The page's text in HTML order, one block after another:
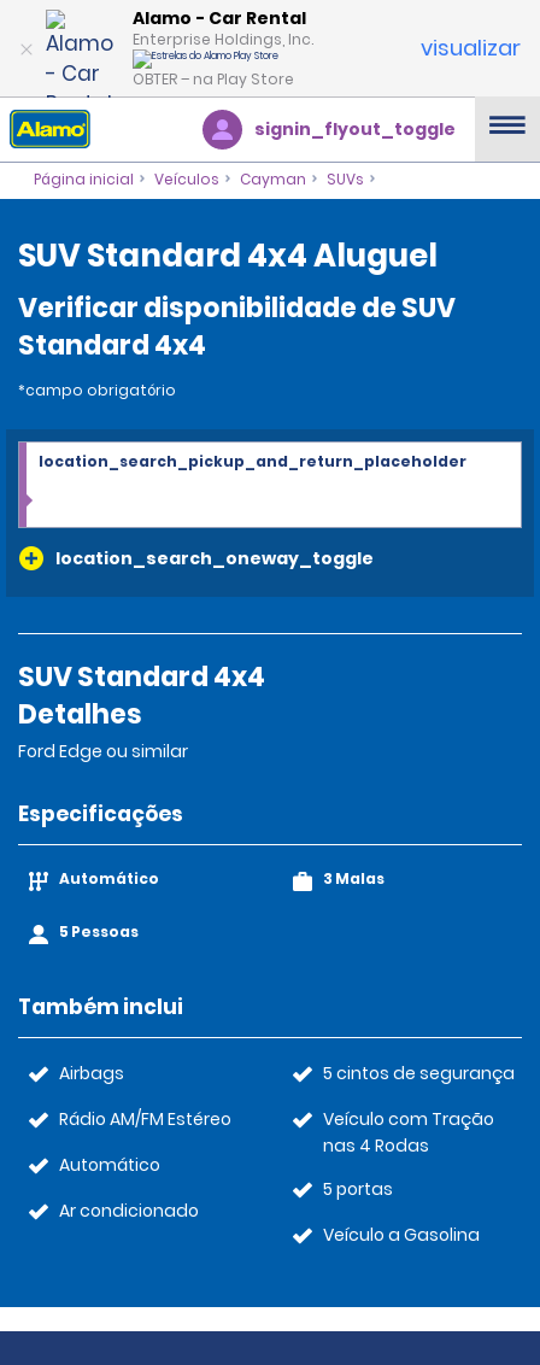
Alamo - Car Rental
Enterprise Holdings, Inc.
OBTER – na Play Store
visualizar
signin_flyout_toggle
Página inicial Veículos Cayman SUVs
SUV Standard 4x4 Aluguel
Verificar disponibilidade de SUV
Standard 4x4
*campo obrigatório
location_search_oneway_toggle
location_search_pickup_and_return_placeholder
SUV Standard 4x4
Detalhes
Ford Edge ou similar
Especificações
Automático
5 Pessoas
3 Malas
Também inclui
Airbags
Rádio AM/FM Estéreo
Automático
Ar condicionado
5 cintos de segurança
Veículo com Tração
nas 4 Rodas
5 portas
Veículo a Gasolina